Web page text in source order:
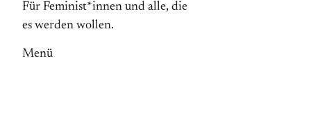
Für Feminist*innen und alle, die
es werden wollen.
Menü